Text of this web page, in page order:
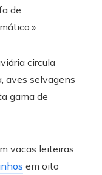
de
circula
aves selvagens
gama de
vacas leiteiras
em oito